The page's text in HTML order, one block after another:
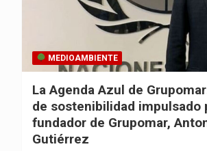
MEDIOAMBIENTE
La Agenda Azul de
de sostenibilidad impulsado
fundador de Grupomar,
Gutiérrez